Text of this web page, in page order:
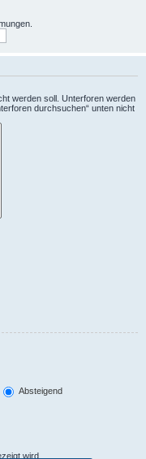
werden soll. Unterforen werden
durchsuchen“ unten nicht
Absteigend
wird.